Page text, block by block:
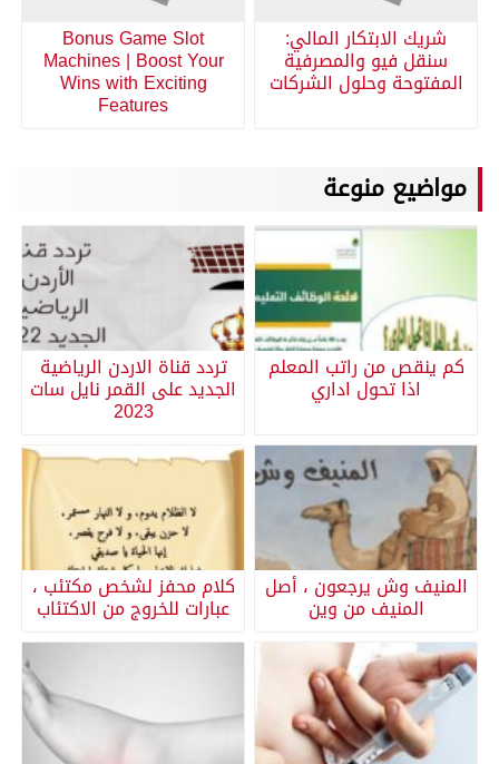
شريك الابتكار المالي:
سنقل فيو والمصرفية
المفتوحة وحلول الشركات
Bonus Game Slot
Machines | Boost Your
Wins with Exciting
Features
مواضيع منوعة
كم ينقص من راتب المعلم
اذا تحول اداري
تردد قناة الاردن الرياضية
الجديد على القمر نايل سات
2023
المنيف وش يرجعون ، أصل
المنيف من وين
كلام محفز لشخص مكتئب ،
عبارات للخروج من الاكتئاب